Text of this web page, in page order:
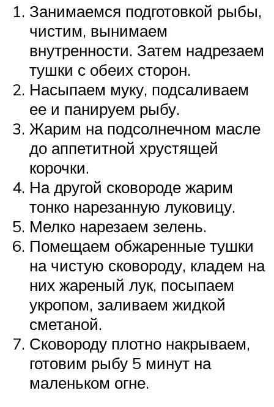
Занимаемся подготовкой рыбы,
чистим, вынимаем
внутренности. Затем надрезаем
тушки с обеих сторон.
Насыпаем муку, подсаливаем
ее и панируем рыбу.
Жарим на подсолнечном масле
до аппетитной хрустящей
корочки.
На другой сковороде жарим
тонко нарезанную луковицу.
Мелко нарезаем зелень.
Помещаем обжаренные тушки
на чистую сковороду, кладем на
них жареный лук, посыпаем
укропом, заливаем жидкой
сметаной.
Сковороду плотно накрываем,
готовим рыбу 5 минут на
маленьком огне.